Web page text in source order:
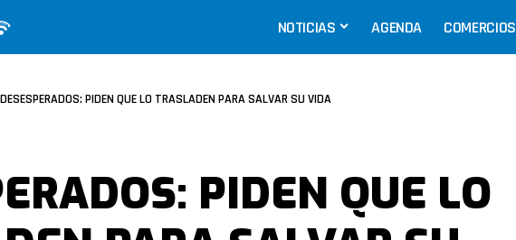
NOTICIAS AGENDA COMERCIOS
DESESPERADOS: PIDEN QUE LO TRASLADEN PARA SALVAR SU VIDA
PIDEN QUE LO